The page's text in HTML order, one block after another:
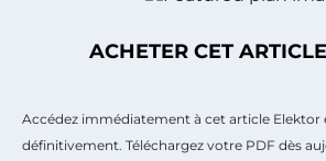
ACHETER CET
Accédez immédiatement à cet article Elektor
définitivement. Téléchargez votre PDF dès